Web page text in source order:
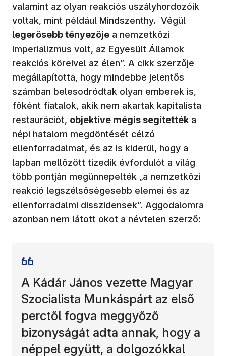
valamint az olyan reakciós uszályhordozóik
voltak, mint például Mindszenthy. Végül
legerősebb tényezője a nemzetközi
imperializmus volt, az Egyesült Államok
reakciós köreivel az élen”. A cikk szerzője
megállapította, hogy mindebbe jelentős
számban belesodródtak olyan emberek is,
főként fiatalok, akik nem akartak kapitalista
restaurációt, objektíve mégis segítették a
népi hatalom megdöntését célzó
ellenforradalmat, és az is kiderül, hogy a
lapban mellőzött tizedik évfordulót a világ
több pontján megünnepelték „a nemzetközi
reakció legszélsőségesebb elemei és az
ellenforradalmi disszidensek”. Aggodalomra
azonban nem látott okot a névtelen szerző:
A Kádár János vezette Magyar
Szocialista Munkáspárt az első
perctől fogva meggyőző
bizonyságát adta annak, hogy a
néppel együtt, a dolgozókkal